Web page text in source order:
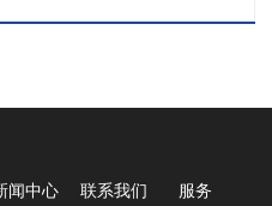
闻中心 联系我们 服务